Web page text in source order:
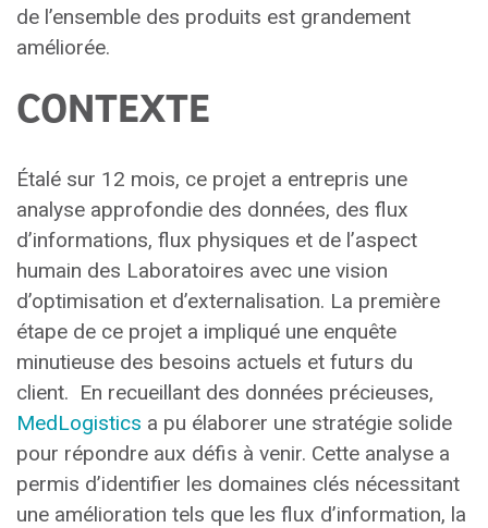
de l’ensemble des produits est grandement
améliorée.
CONTEXTE
Étalé sur 12 mois, ce projet a entrepris une
analyse approfondie des données, des flux
d’informations, flux physiques et de l’aspect
humain des Laboratoires avec une vision
d’optimisation et d’externalisation. La première
étape de ce projet a impliqué une enquête
minutieuse des besoins actuels et futurs du
client. En recueillant des données précieuses,
MedLogistics a pu élaborer une stratégie solide
pour répondre aux défis à venir. Cette analyse a
permis d’identifier les domaines clés nécessitant
une amélioration tels que les flux d’information, la